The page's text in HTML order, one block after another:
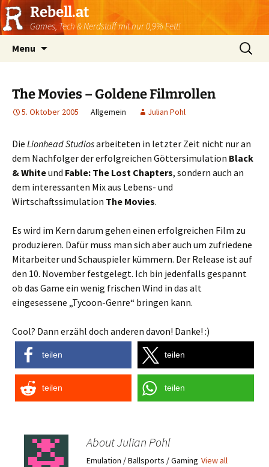
Rebell.at
Games, Tech & Nerdstuff mit nur 0,9% Fett!
Menu
Suchen
nach:
The Movies – Goldene Filmrollen
5. Oktober 2005 Allgemein Julian Pohl
Die Lionhead Studiosarbeiteten in letzter Zeit nicht nur an
dem Nachfolger der erfolgreichen Göttersimulation Black
& Whiteund Fable: The Lost Chapters, sondern auch an
dem interessanten Mix aus Lebens- und
Wirtschaftssimulation The Movies.
Es wird im Kern darum gehen einen erfolgreichen Film zu
produzieren. Dafür muss man sich aber auch um zufriedene
Mitarbeiter und Schauspieler kümmern. Der Release ist auf
den 10. November festgelegt. Ich bin jedenfalls gespannt
ob das Game ein wenig frischen Wind in das alt
eingesessene „Tycoon-Genre“ bringen kann.
Cool? Dann erzähl doch anderen davon! Danke! :)
teilen teilen
teilen teilen
About Julian Pohl
Emulation / Ballsports / Gaming View all